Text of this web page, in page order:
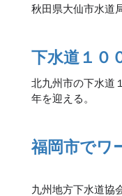
秋田県大仙市水道
下水道１０
北九州市の下水道
年を迎える。
福岡市でワ
九州地方下水道協